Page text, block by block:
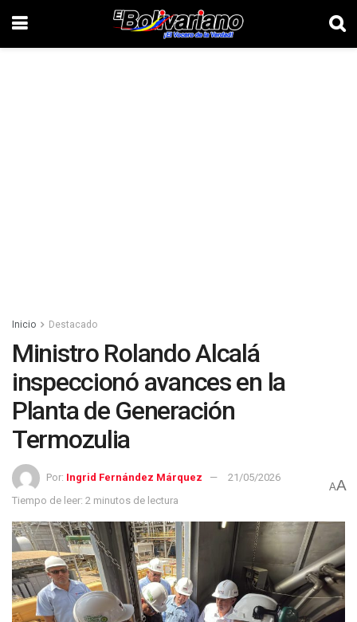
Inicio Destacado
Ministro Rolando Alcalá
inspeccionó avances en la
Planta de Generación
Termozulia
Por: Ingrid Fernández Márquez
21/05/2026
Tiempo de leer: 2 minutos de lectura
AA